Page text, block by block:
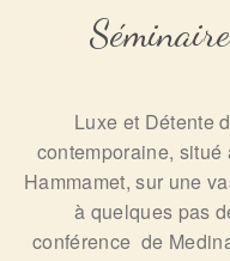
Luxe et Détente
contemporaine,
Hammamet, sur une
à quelques pas
conférence de